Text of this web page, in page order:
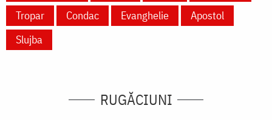
Tropar
Condac Evanghelie
Apostol
Slujba
RUGĂCIUNI